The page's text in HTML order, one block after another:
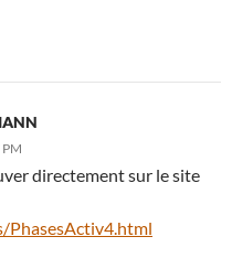
directement sur le site
PhasesActiv4.html